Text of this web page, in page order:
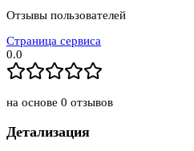
Отзывы пользователей
Страница сервиса
0.0
на основе 0 отзывов
Детализация